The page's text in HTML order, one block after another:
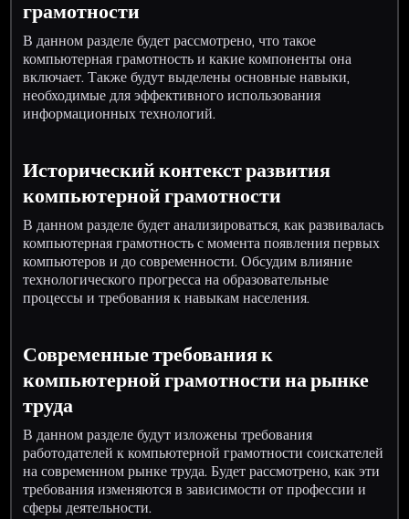
грамотности
В данном разделе будет рассмотрено, что такое
компьютерная грамотность и какие компоненты она
включает. Также будут выделены основные навыки,
необходимые для эффективного использования
информационных технологий.
Исторический контекст развития
компьютерной грамотности
В данном разделе будет анализироваться, как развивалась
компьютерная грамотность с момента появления первых
компьютеров и до современности. Обсудим влияние
технологического прогресса на образовательные
процессы и требования к навыкам населения.
Современные требования к
компьютерной грамотности на рынке
труда
В данном разделе будут изложены требования
работодателей к компьютерной грамотности соискателей
на современном рынке труда. Будет рассмотрено, как эти
требования изменяются в зависимости от профессии и
сферы деятельности.